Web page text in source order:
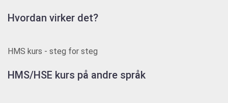
Hvordan virker det?
HMS kurs - steg for steg
HMS/HSE kurs på andre språk